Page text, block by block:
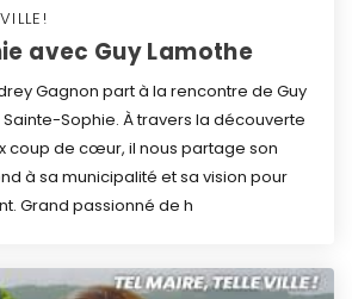
avec Guy Lamothe
Gagnon part à la rencontre de Guy
Sophie. À travers la découverte
coup de cœur, il nous partage son
à sa municipalité et sa vision pour
Grand passionné de h